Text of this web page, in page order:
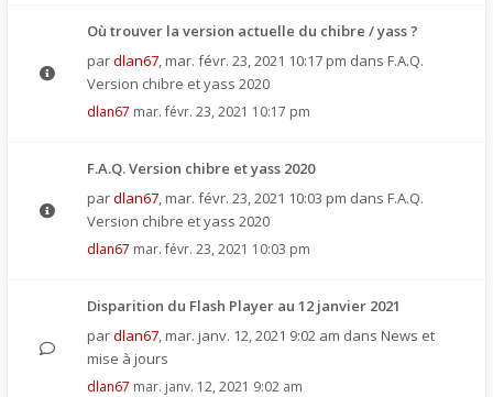
Où trouver la version actuelle du chibre / yass ?
pardlan67, mar. févr. 23, 2021 10:17 pm dans F.A.Q.
Version chibre et yass 2020
dlan67 mar. févr. 23, 2021 10:17 pm
F.A.Q. Version chibre et yass 2020
pardlan67, mar. févr. 23, 2021 10:03 pm dans F.A.Q.
Version chibre et yass 2020
dlan67 mar. févr. 23, 2021 10:03 pm
Disparition du Flash Player au 12 janvier 2021
pardlan67, mar. janv. 12, 2021 9:02 am dans News et
mise à jours
dlan67 mar. janv. 12, 2021 9:02 am